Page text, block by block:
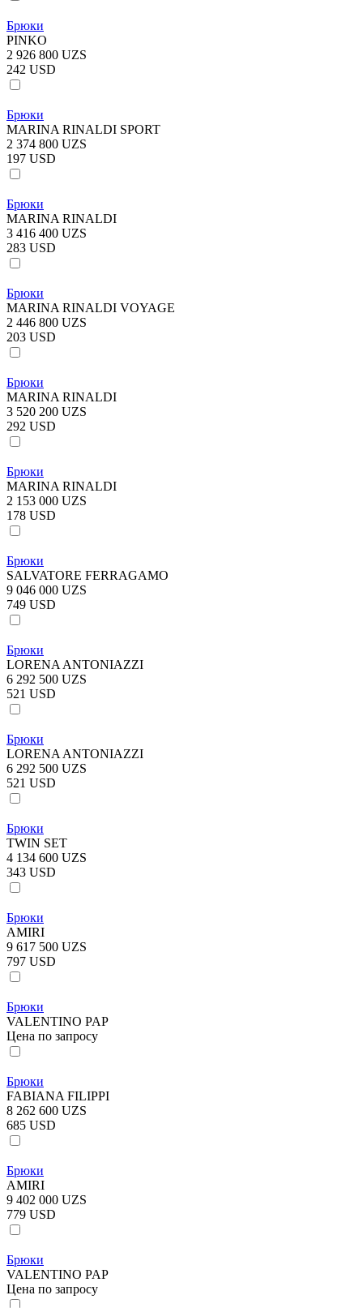
Брюки
PINKO
2 926 800 UZS
242 USD
Брюки
MARINA RINALDI SPORT
2 374 800 UZS
197 USD
Брюки
MARINA RINALDI
3 416 400 UZS
283 USD
Брюки
MARINA RINALDI VOYAGE
2 446 800 UZS
203 USD
Брюки
MARINA RINALDI
3 520 200 UZS
292 USD
Брюки
MARINA RINALDI
2 153 000 UZS
178 USD
Брюки
SALVATORE FERRAGAMO
9 046 000 UZS
749 USD
Брюки
LORENA ANTONIAZZI
6 292 500 UZS
521 USD
Брюки
LORENA ANTONIAZZI
6 292 500 UZS
521 USD
Брюки
TWIN SET
4 134 600 UZS
343 USD
Брюки
AMIRI
9 617 500 UZS
797 USD
Брюки
VALENTINO PAP
Цена по запросу
Брюки
FABIANA FILIPPI
8 262 600 UZS
685 USD
Брюки
AMIRI
9 402 000 UZS
779 USD
Брюки
VALENTINO PAP
Цена по запросу